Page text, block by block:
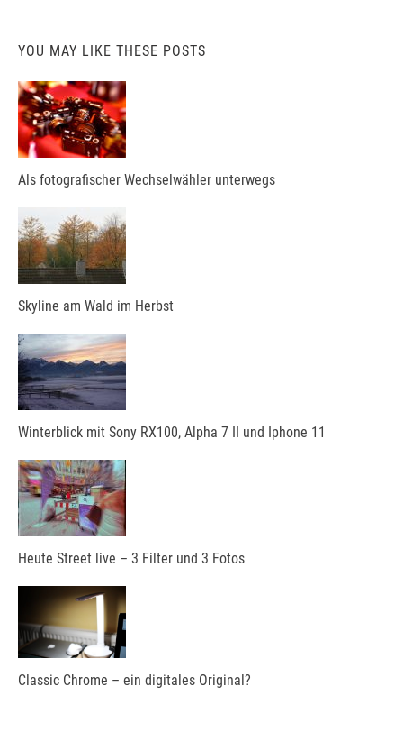
YOU MAY LIKE THESE POSTS
Als fotografischer Wechselwähler unterwegs
Skyline am Wald im Herbst
Winterblick mit Sony RX100, Alpha 7 II und Iphone 11
Heute Street live – 3 Filter und 3 Fotos
Classic Chrome – ein digitales Original?